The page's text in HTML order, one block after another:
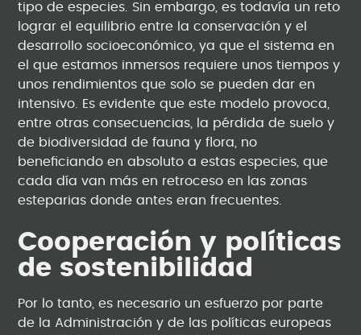
tipo de especies. Sin embargo, es todavía un reto
lograr el equilibrio entre la conservación y el
desarrollo socioeconómico, ya que el sistema en
el que estamos inmersos requiere unos tiempos y
unos rendimientos que solo se pueden dar en
intensivo. Es evidente que este modelo provoca,
entre otras consecuencias, la pérdida de suelo y
de biodiversidad de fauna y flora, no
beneficiando en absoluto a estas especies, que
cada día van más en retroceso en las zonas
esteparias donde antes eran frecuentes.
Cooperación y políticas
de sostenibilidad
Por lo tanto, es necesario un esfuerzo por parte
de la Administración y de las políticas europeas